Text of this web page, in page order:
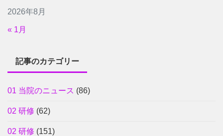
2026年8月
« 1月
記事のカテゴリー
01 当院のニュース (86)
02 研修 (62)
02 研修 (151)